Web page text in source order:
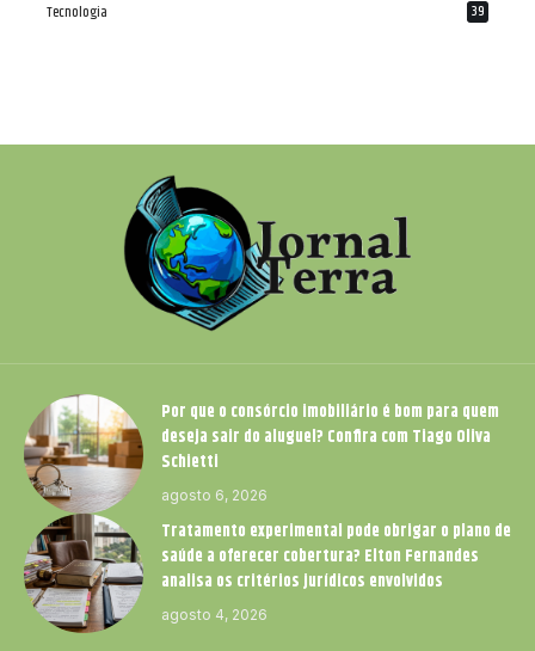
Tecnologia 39
Por que o consórcio imobiliário é bom para quem
deseja sair do aluguel? Confira com Tiago Oliva
Schietti
agosto 6, 2026
Tratamento experimental pode obrigar o plano de
saúde a oferecer cobertura? Elton Fernandes
analisa os critérios jurídicos envolvidos
agosto 4, 2026